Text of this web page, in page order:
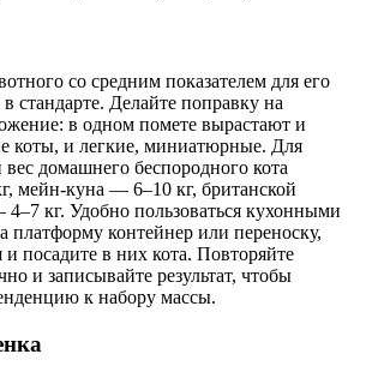
со средним показателем для его
стандарте. Делайте поправку на
в одном помете вырастают и
коты, и легкие, миниатюрные. Для
домашнего беспородного кота
мейн-куна — 6–10 кг, британской
кг. Удобно пользоваться кухонными
платформу контейнер или переноску,
и посадите в них кота. Повторяйте
и записывайте результат, чтобы
к набору массы.